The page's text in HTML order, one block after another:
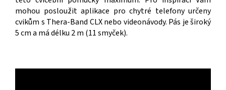
mohou posloužit aplikace pro chytré telefony určeny
cvikům s Thera-Band CLX nebo videonávody. Pás je široký
5 cm a má délku 2 m (11 smyček).